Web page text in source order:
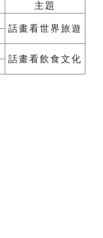
主題
話畫看世界旅遊
話畫看飲食文化